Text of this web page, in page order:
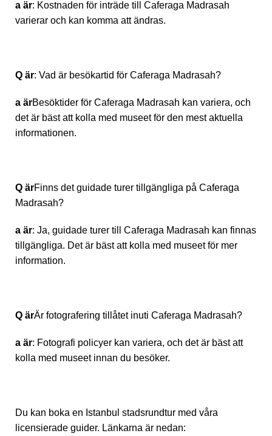
a är: Kostnaden för inträde till Caferaga Madrasah
varierar och kan komma att ändras.
Q är: Vad är besökartid för Caferaga Madrasah?
a ärBesöktider för Caferaga Madrasah kan variera, och
det är bäst att kolla med museet för den mest aktuella
informationen.
Q ärFinns det guidade turer tillgängliga på Caferaga
Madrasah?
a är: Ja, guidade turer till Caferaga Madrasah kan finnas
tillgängliga. Det är bäst att kolla med museet för mer
information.
Q ärÄr fotografering tillåtet inuti Caferaga Madrasah?
a är: Fotografi policyer kan variera, och det är bäst att
kolla med museet innan du besöker.
Du kan boka en Istanbul stadsrundtur med våra
licensierade guider. Länkarna är nedan: